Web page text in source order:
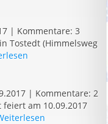
| Kommentare: 3
Tostedt (Himmelsweg
| Kommentare: 2
feiert am 10.09.2017